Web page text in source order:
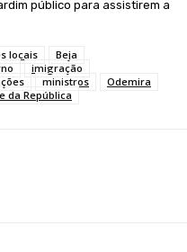
público para assistirem a
locais
Beja
imigração
ministros
Odemira
da República